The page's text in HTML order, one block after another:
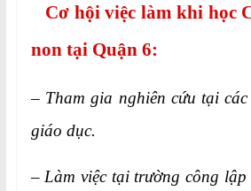
Cơ hội việc làm khi học
non tại Quận 6:
– Tham gia nghiên cứu tại
giáo dục.
– Làm việc tại trường công lập